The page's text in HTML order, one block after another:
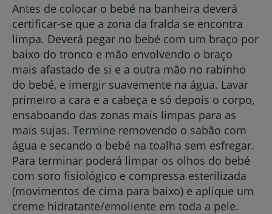
Antes de colocar o bebé na banheira deverá
certificar-se que a zona da fralda se encontra
limpa. Deverá pegar no bebé com um braço por
baixo do tronco e mão envolvendo o braço
mais afastado de si e a outra mão no rabinho
do bebé, e imergir suavemente na água. Lavar
primeiro a cara e a cabeça e só depois o corpo,
ensaboando das zonas mais limpas para as
mais sujas. Termine removendo o sabão com
água e secando o bebé na toalha sem esfregar.
Para terminar poderá limpar os olhos do bebé
com soro fisiológico e compressa esterilizada
(movimentos de cima para baixo) e aplique um
creme hidratante/emoliente em toda a pele.